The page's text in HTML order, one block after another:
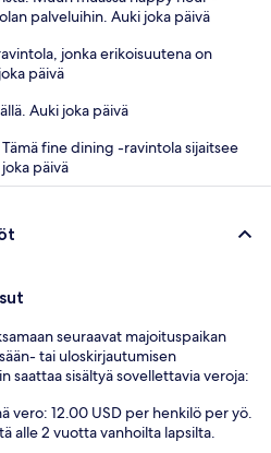
palveluihin. Auki joka päivä
jonka erikoisuutena on
päivä
Auki joka päivä
fine dining -ravintola sijaitsee
päivä
seuraavat majoituspaikan
tai uloskirjautumisen
saattaa sisältyä sovellettavia veroja:
vero: 12.00 USD per henkilö per yö.
alle 2 vuotta vanhoilta lapsilta.